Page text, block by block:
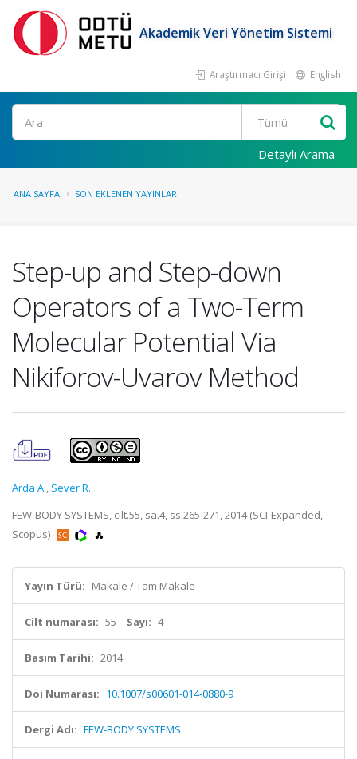
Akademik Veri Yönetim Sistemi
Araştırmacı Girişi English
Ara
Detaylı Arama
ANA SAYFA SON EKLENEN YAYINLAR
Step-up and Step-down
Operators of a Two-Term
Molecular Potential Via
Nikiforov-Uvarov Method
Arda A., Sever R.
FEW-BODY SYSTEMS, cilt.55, sa.4, ss.265-271, 2014 (SCI-Expanded,
Scopus)
Yayın Türü: Makale / Tam Makale
Cilt numarası: 55 Sayı: 4
Basım Tarihi: 2014
Doi Numarası: 10.1007/s00601-014-0880-9
Dergi Adı: FEW-BODY SYSTEMS